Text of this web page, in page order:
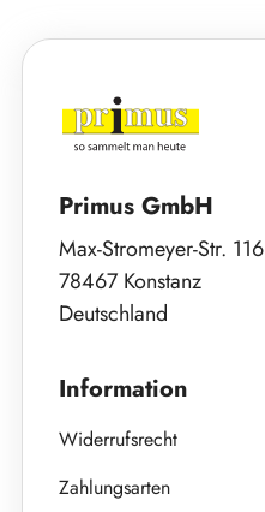
Primus GmbH
Max-Stromeyer-Str. 116
78467 Konstanz
Deutschland
Information
Widerrufsrecht
Zahlungsarten